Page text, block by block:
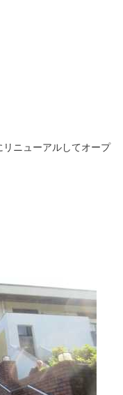
ニューアルしてオープ